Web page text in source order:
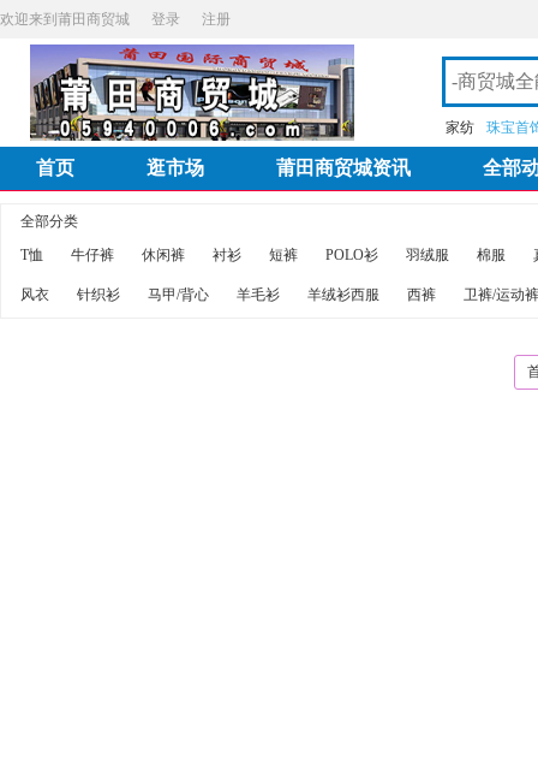
欢迎来到莆田商贸城 登录 注册
家纺 珠宝首
首页 逛市场 莆田商贸城资讯 全部
全部分类
T恤
牛仔裤 休闲裤 衬衫 短裤 POLO衫 羽绒服 棉服
风衣 针织衫 马甲/背心 羊毛衫 羊绒衫西服 西裤 卫裤/运动裤